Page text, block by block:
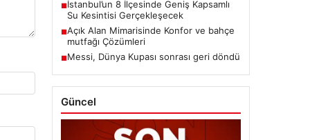
■İstanbul’un 8 İlçesinde Geniş Kapsamlı
Su Kesintisi Gerçekleşecek
■Açık Alan Mimarisinde Konfor ve bahçe
mutfağı Çözümleri
■Messi, Dünya Kupası sonrası geri döndü
Güncel